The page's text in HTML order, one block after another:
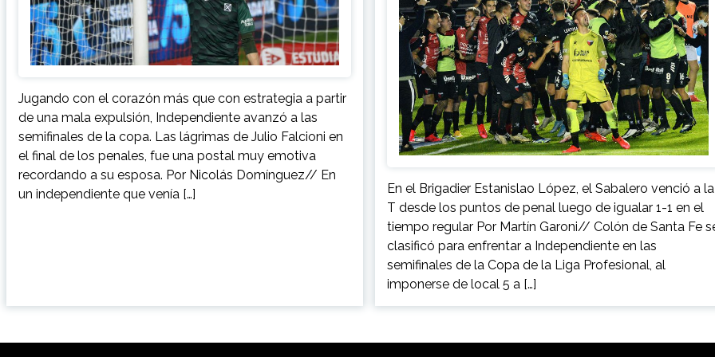
Jugando con el corazón más que con estrategia a partir
de una mala expulsión, Independiente avanzó a las
semifinales de la copa. Las lágrimas de Julio Falcioni en
el final de los penales, fue una postal muy emotiva
recordando a su esposa. Por Nicolás Domínguez// En
un independiente que venía […]
En el Brigadier Estanislao López, el Sabalero venció a la
T desde los puntos de penal luego de igualar 1-1 en el
tiempo regular Por Martín Garoni// Colón de Santa Fe
clasificó para enfrentar a Independiente en las
semifinales de la Copa de la Liga Profesional, al
imponerse de local 5 a […]